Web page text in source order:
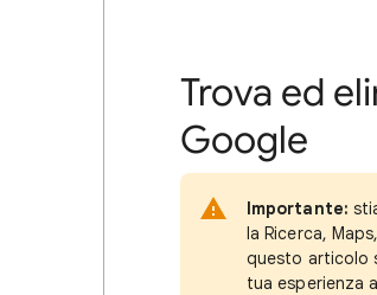
Trova ed
Google
Importante:
la Ricerca,
questo articolo
tua esperienza